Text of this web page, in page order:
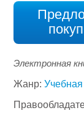
Электронная
Жанр:Учебная